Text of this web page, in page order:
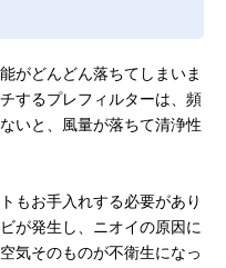
がどんどん落ちてしまいま
するプレフィルターは、頻
いと、風量が落ちて清浄性
もお手入れする必要があり
が発生し、ニオイの原因に
気そのものが不衛生になっ